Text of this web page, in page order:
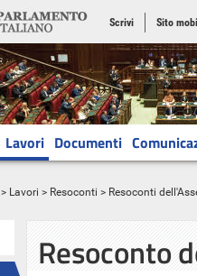
Scrivi Sito
Lavori Documenti
> Lavori > Resoconti > Resoconti
Resoconto